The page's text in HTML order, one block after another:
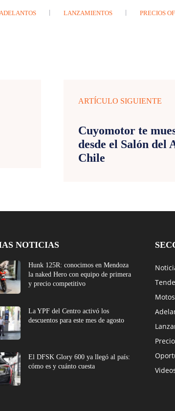
ADELANTOS LANZAMIENTOS PRECIOS
ARTÍCULO SIGUIENTE
Cuyomotor te
desde el Salón del
Chile
NOTICIAS
Hunk 125R: conocimos en Mendoza
la naked Hero con equipo de primera
y precio competitivo
La YPF del Centro activó los
descuentos para este mes de agosto
El DFSK Glory 600 ya llegó al país:
cómo es y cuánto cuesta
Motos